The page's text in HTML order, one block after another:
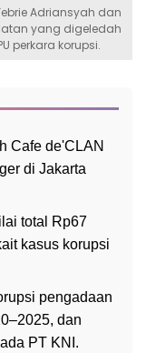
Adriansyah dan
yang digeledah
perkara korupsi.
Cafe de'CLAN
di Jakarta
total Rp67
kasus korupsi
pengadaan
dan
PT KNI.